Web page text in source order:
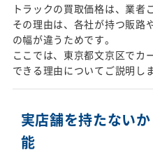
トラックの買取価格は、業者
その理由は、各社が持つ販路
の幅が違うためです。
ここでは、東京都文京区でカ
できる理由についてご説明しま
実店舗を持たない
能